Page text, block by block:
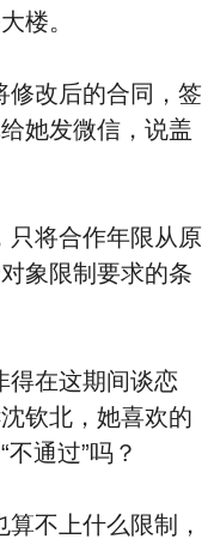
楼。
改后的合同，签
她发微信，说盖
将合作年限从原
象限制要求的条
在这期间谈恋
钦北，她喜欢的
通过”吗？
不上什么限制，